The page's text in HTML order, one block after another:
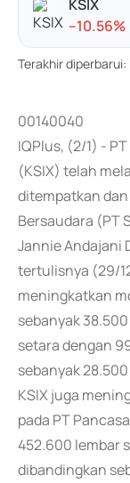
KSIX
--10.56%
Terakhir diperbarui:
00140040
IQPlus, (2/1) -
(KSIX) telah
ditempatkan
Bersaudara (PT
Jannie Andajani
tertulisnya (29/
meningkatkan
sebanyak
setara dengan
sebanyak
KSIX juga
pada PT
452.600 lembar
dibandingkan